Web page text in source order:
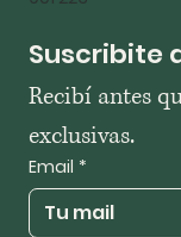
Suscribite
Recibí antes
exclusivas.
Email *